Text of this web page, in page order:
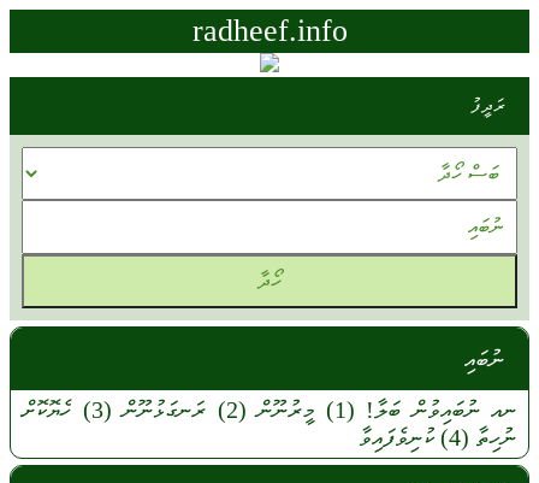
radheef.info
ރަދީފު
ނުބައި
ނއނުބައިވުން ބަލާ! (1) މީރުނޫން (2) ރަނގަޅުނޫން (3)
ހެޔޮކޮށް
ނުހިތާ (4) ކުނިވެފައިވާ